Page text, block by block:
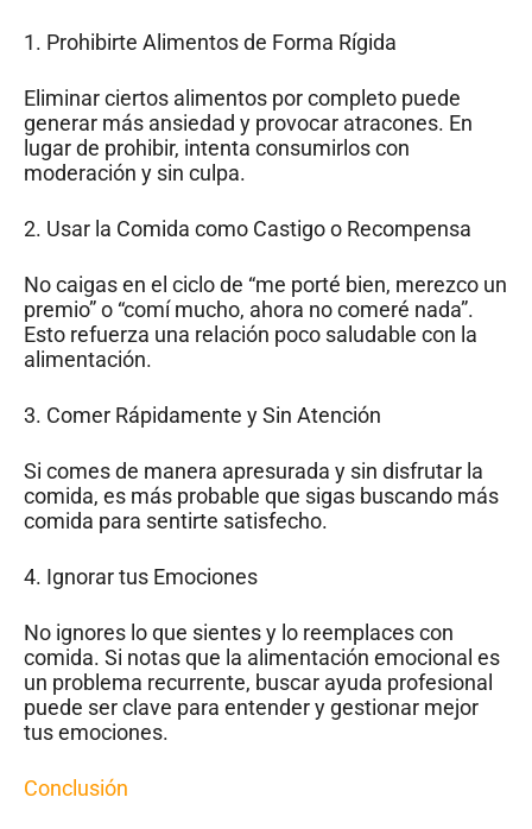
1. Prohibirte Alimentos de Forma Rígida
Eliminar ciertos alimentos por completo puede
generar más ansiedad y provocar atracones. En
lugar de prohibir, intenta consumirlos con
moderación y sin culpa.
2. Usar la Comida como Castigo o Recompensa
No caigas en el ciclo de “me porté bien, merezco un
premio” o “comí mucho, ahora no comeré nada”.
Esto refuerza una relación poco saludable con la
alimentación.
3. Comer Rápidamente y Sin Atención
Si comes de manera apresurada y sin disfrutar la
comida, es más probable que sigas buscando más
comida para sentirte satisfecho.
4. Ignorar tus Emociones
No ignores lo que sientes y lo reemplaces con
comida. Si notas que la alimentación emocional es
un problema recurrente, buscar ayuda profesional
puede ser clave para entender y gestionar mejor
tus emociones.
Conclusión